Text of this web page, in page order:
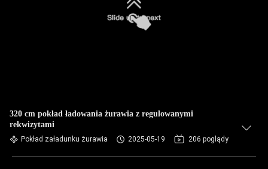
320 cm pokład ładowania żurawia z regulowanymi
rekwizytami
Pokład załadunku żurawia 2025-05-19 206 poglądy